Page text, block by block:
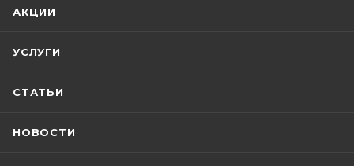
АКЦИИ
УСЛУГИ
СТАТЬИ
НОВОСТИ